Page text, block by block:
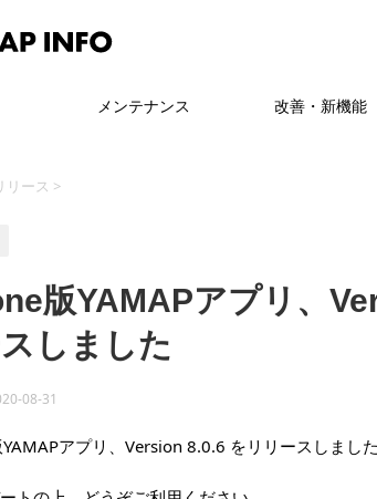
メンテナンス 改善・新機能
リース >
版YAMAPアプリ、
しました
08-31
アプリ、Version 8.0.6 をリリースしました